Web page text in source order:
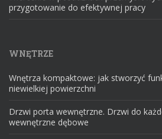
przygotowanie do efektywnej pracy
WNĘTRZE
Wnętrza kompaktowe: jak stworzyć
niewielkiej powierzchni
Drzwi porta wewnętrzne. Drzwi do
wewnętrzne dębowe